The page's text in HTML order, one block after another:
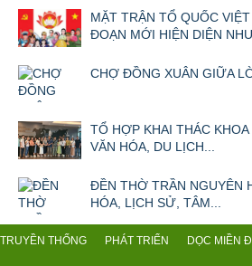
MẶT TRẬN TỔ QUỐC
ĐOẠN MỚI HIỆN DIỆN
CHỢ ĐỒNG XUÂN GIỮA
TỔ HỢP KHAI THÁC KHOA
VĂN HÓA, DU LỊCH...
ĐỀN THỜ TRẦN NGUYÊN
HÓA, LỊCH SỬ, TÂM...
TRUYỀN THỐNG PHÁT TRIỂN DỌC MIỀN